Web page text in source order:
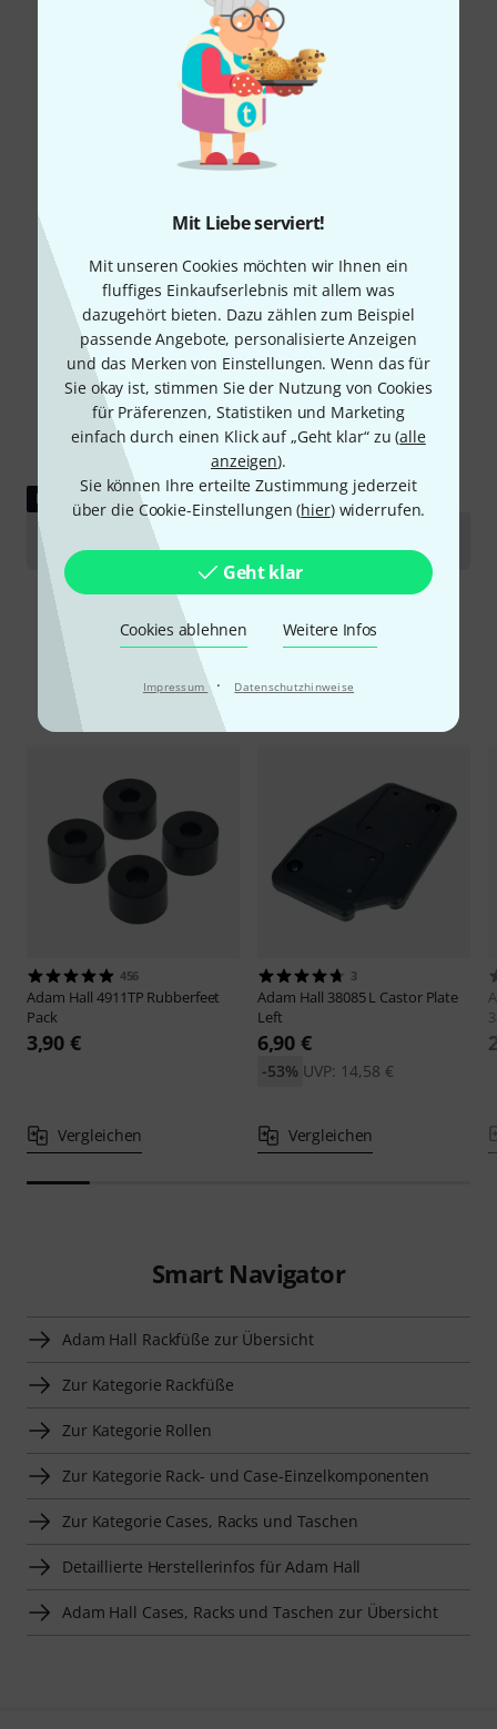
Mit Liebe serviert!
Mit unseren Cookies möchten wir Ihnen ein
fluffiges Einkaufserlebnis mit allem was
dazugehört bieten. Dazu zählen zum Beispiel
passende Angebote, personalisierte Anzeigen
und das Merken von Einstellungen. Wenn das für
Sie okay ist, stimmen Sie der Nutzung von Cookies
für Präferenzen, Statistiken und Marketing
einfach durch einen Klick auf „Geht klar“ zu (alle
anzeigen).
Sie können Ihre erteilte Zustimmung jederzeit
über die Cookie-Einstellungen (hier) widerrufen.
Geht klar
Cookies ablehnen Weitere Infos
Impressum · Datenschutzhinweise
DOWNLOAD
Alternativen vergleichen
456
Adam Hall4911TP Rubberfeet
Pack
3,90 €
Vergleichen
3
Adam Hall 38085 L Castor Plate
Left
6,90 €
UVP: 14,58 €
-53%
Vergleichen
Smart Navigator
Adam Hall Rackfüße zur Übersicht
Zur Kategorie Rackfüße
Zur Kategorie Rollen
Zur Kategorie Rack- und Case-Einzelkomponenten
Zur Kategorie Cases, Racks und Taschen
Detaillierte Herstellerinfos für Adam Hall
Adam Hall Cases, Racks und Taschen zur Übersicht